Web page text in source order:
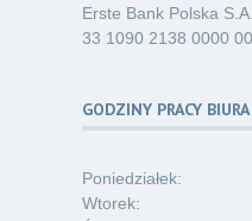
Erste Bank Polska S.A.
33 1090 2138 0000
GODZINY PRACY BIURA
Poniedziałek:
Wtorek: